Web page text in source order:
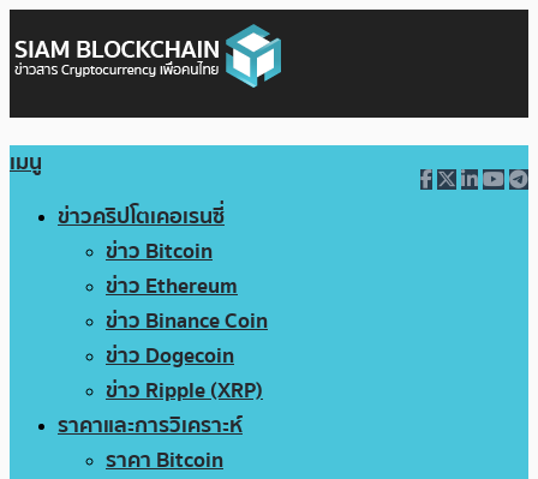
เมนู
ข่าวคริปโตเคอเรนซี่
ข่าว Bitcoin
ข่าว Ethereum
ข่าว Binance Coin
ข่าว Dogecoin
ข่าว Ripple (XRP)
ราคาและการวิเคราะห์
ราคา Bitcoin